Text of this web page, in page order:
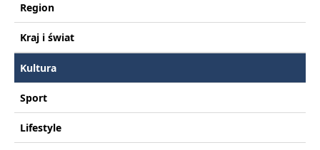
Region
Kraj i świat
Kultura
Sport
Lifestyle